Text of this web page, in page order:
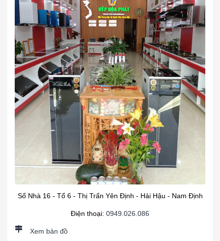
Số Nhà 16 - Tổ 6 - Thị Trấn Yên Định - Hải Hậu - Nam Định
Điện thoại: 0949.026.086
Xem bản đồ